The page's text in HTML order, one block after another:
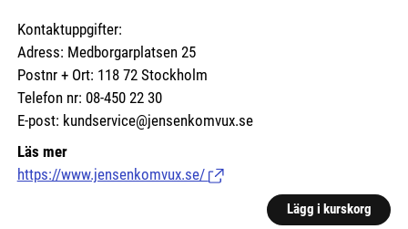
Kontaktuppgifter:
Adress: Medborgarplatsen 25
Postnr + Ort: 118 72 Stockholm
Telefon nr: 08-450 22 30
E-post: kundservice@jensenkomvux.se
Läs mer
https://www.jensenkomvux.se/ (Länk till extern sida.)
Lägg i kurskorg